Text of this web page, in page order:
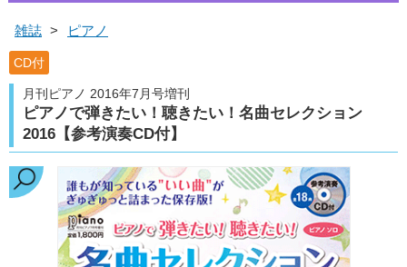
雑誌 > ピアノ
CD付
月刊ピアノ 2016年7月号増刊
ピアノで弾きたい！聴きたい！名曲セレクション
2016【参考演奏CD付】